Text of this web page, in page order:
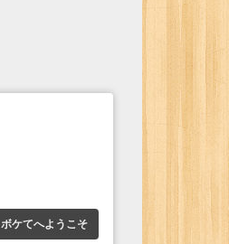
ボケてへようこそ